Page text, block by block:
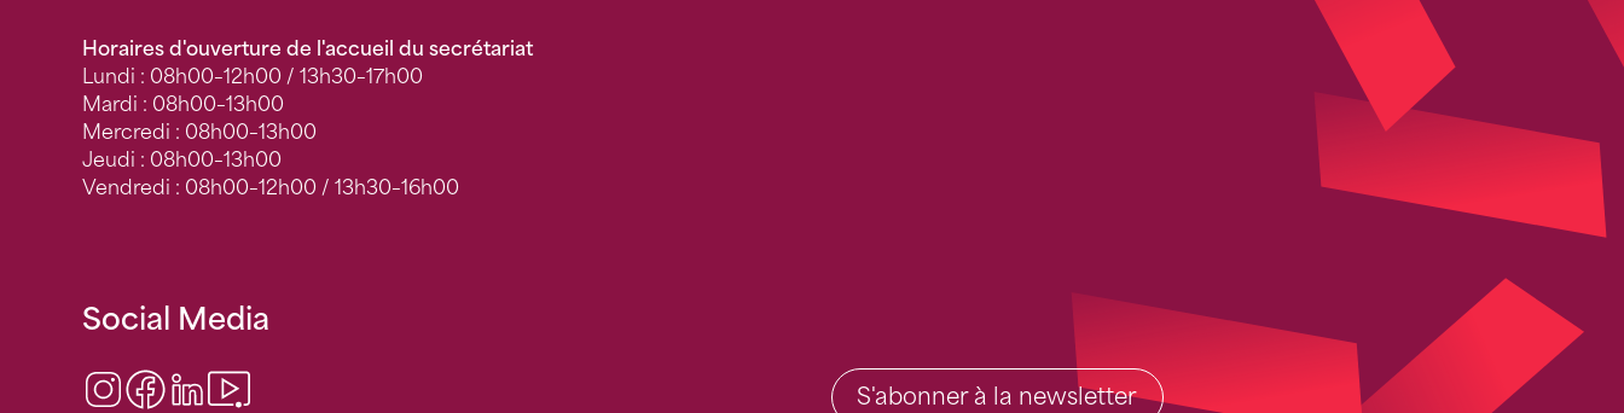
Horaires d'ouverture de l'accueil du secrétariat
Lundi : 08h00–12h00 / 13h30–17h00
Mardi : 08h00–13h00
Mercredi : 08h00–13h00
Jeudi : 08h00–13h00
Vendredi : 08h00–12h00 / 13h30–16h00
Social Media
Instagram
Facebook
LinkedIn S'abonner à la newsletter